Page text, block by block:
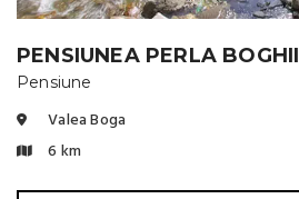
PENSIUNEA PERLA BOGHII
Pensiune
Valea Boga
6 km